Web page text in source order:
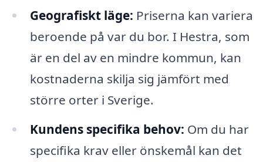
Geografiskt läge: Priserna kan variera
beroende på var du bor. I Hestra, som
är en del av en mindre kommun, kan
kostnaderna skilja sig jämfört med
större orter i Sverige.
Kundens specifika behov: Om du har
specifika krav eller önskemål kan det